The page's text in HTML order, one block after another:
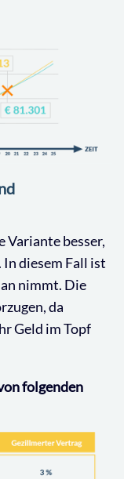
Variante besser,
diesem Fall ist
nimmt. Die
da
Geld im Topf
folgenden